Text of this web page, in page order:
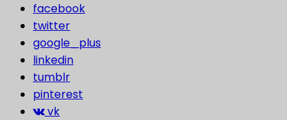
facebook
twitter
google_plus
linkedin
tumblr
pinterest
vk